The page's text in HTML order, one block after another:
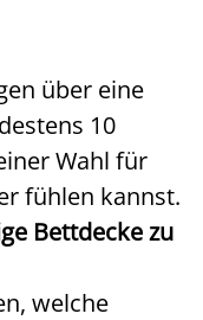
über eine
10
Wahl für
fühlen kannst.
Bettdecke zu
welche